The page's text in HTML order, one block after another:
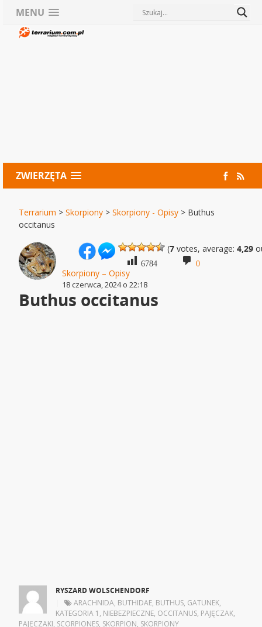
MENU
ZWIERZĘTA
Terrarium >Skorpiony >Skorpiony - Opisy > Buthus
occitanus
(7 votes, average:4,29
6784 0
Skorpiony – Opisy
18 czerwca, 2024 o 22:18
Buthus occitanus
RYSZARD WOLSCHENDORF
ARACHNIDA, BUTHIDAE, BUTHUS, GATUNEK,
KATEGORIA 1 , NIEBEZPIECZNE, OCCITANUS, PAJĘCZAK,
PAJĘCZAKI, SCORPIONES, SKORPION, SKORPIONY